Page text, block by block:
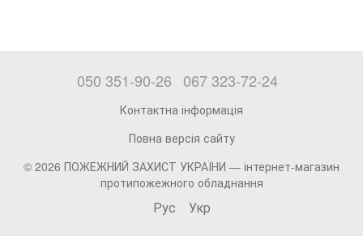
050 351-90-26 067 323-72-24
Контактна інформація
Повна версія сайту
© 2026 ПОЖЕЖНИЙ ЗАХИСТ УКРАЇНИ — інтернет-магазин
протипожежного обладнання
Рус Укр